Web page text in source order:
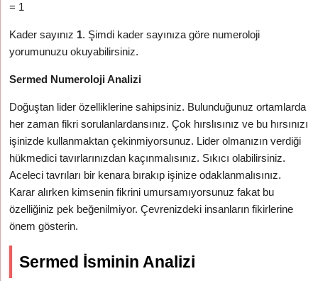
= 1
Kader sayınız 1. Şimdi kader sayınıza göre numeroloji
yorumunuzu okuyabilirsiniz.
Sermed Numeroloji Analizi
Doğuştan lider özelliklerine sahipsiniz. Bulunduğunuz ortamlarda
her zaman fikri sorulanlardansınız. Çok hırslısınız ve bu hırsınızı
işinizde kullanmaktan çekinmiyorsunuz. Lider olmanızın verdiği
hükmedici tavırlarınızdan kaçınmalısınız. Sıkıcı olabilirsiniz.
Aceleci tavrıları bir kenara bırakıp işinize odaklanmalısınız.
Karar alırken kimsenin fikrini umursamıyorsunuz fakat bu
özelliğiniz pek beğenilmiyor. Çevrenizdeki insanların fikirlerine
önem gösterin.
Sermed İsminin Analizi